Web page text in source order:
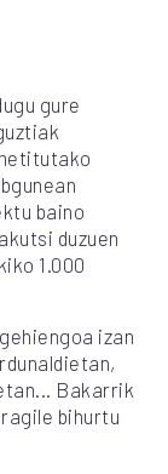
gure
baino
duzuen
1.000
izan
Bakarrik
bihurtu